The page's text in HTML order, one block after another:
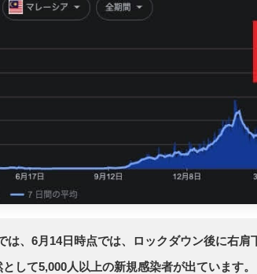
は、6月14日時点では、ロックダウン後に右肩
して5,000人以上の新規感染者が出ています。